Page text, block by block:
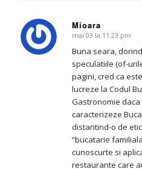
Mioara
says:
mai 03 la 11:23 pm
Buna seara,
speculatiile (of-
pagini, cred ca
lucreze la Codul
Gastronomie daca
caracterizeze
distantind-o de
“bucatarie
cunoscurte si
restaurante care